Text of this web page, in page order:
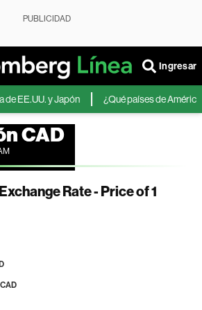
PUBLICIDAD
Ingresar
y Japón ¿Qué países de América Latina
CAD
Rate - Price of 1